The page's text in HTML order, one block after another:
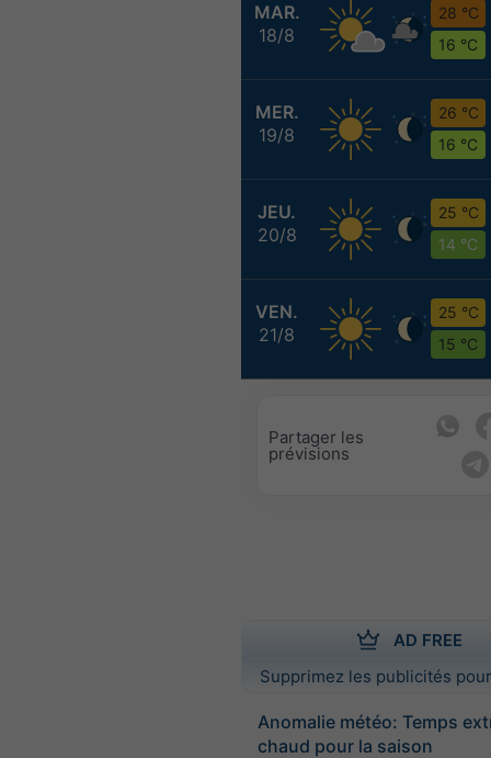
MAR.
18/8
28 °C
16 °C
MER.
19/8
26 °C
16 °C
JEU.
20/8
25 °C
14 °C
VEN.
21/8
25 °C
15 °C
Partager les
prévisions
AD FREE
Supprimez les publicités
Anomalie météo: Temps
chaud pour la saison